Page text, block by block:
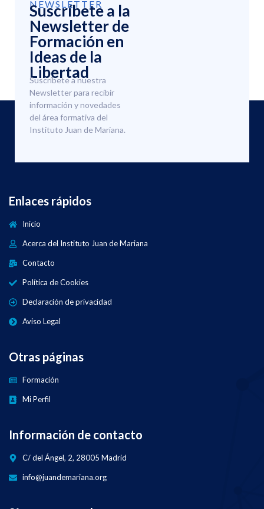
NEWSLETTER
Suscríbete a la
Newsletter de
Formación en
Ideas de la
Libertad
Suscríbete a nuestra
Newsletter para recibir
información y novedades
del área formativa del
Instituto Juan de Mariana.
Enlaces rápidos
Inicio
Acerca del Instituto Juan de Mariana
Contacto
Política de Cookies
Declaración de privacidad
Aviso Legal
Otras páginas
Formación
Mi Perfil
Información de contacto
C/ del Ángel, 2, 28005 Madrid
info@juandemariana.org